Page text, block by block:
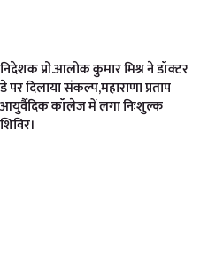
निदेशक प्रो.आलोक कुमार मिश्र ने डॉक्टर
डे पर दिलाया संकल्प,महाराणा प्रताप
आयुर्वैदिक कॉलेज में लगा निःशुल्क
शिविर।